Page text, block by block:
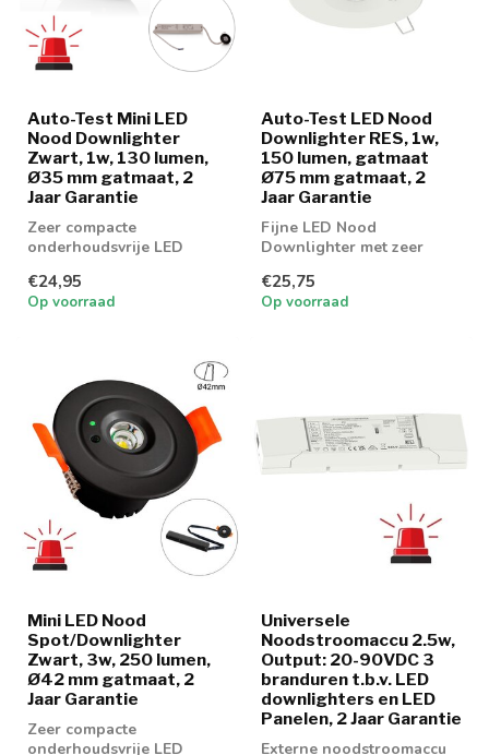
Auto-Test Mini LED
Nood Downlighter
Zwart, 1w, 130 lumen,
Ø35 mm gatmaat, 2
Jaar Garantie
Zeer compacte
onderhoudsvrije LED
downlighter voor
kantoren en o...
€24,95
Op voorraad
Auto-Test LED Nood
Downlighter RES, 1w,
150 lumen, gatmaat
Ø75 mm gatmaat, 2
Jaar Garantie
Fijne LED Nood
Downlighter met zeer
Voorzien van Auto-Test F...
€25,75
Op voorraad
Mini LED Nood
Spot/Downlighter
Zwart, 3w, 250 lumen,
Ø42 mm gatmaat, 2
Jaar Garantie
Zeer compacte
onderhoudsvrije LED
Universele
Noodstroomaccu 2.5w,
Output: 20-90VDC 3
branduren t.b.v. LED
downlighters en LED
Panelen, 2 Jaar Garantie
Externe noodstroomaccu